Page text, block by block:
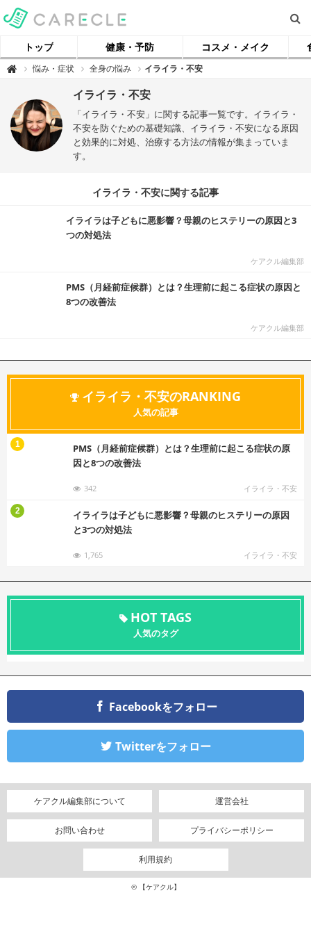
トップ 健康・予防 コスメ・メイク
 【
ル
】
悩み・症状 全身の悩み イライラ・不安
イライラ・不安
「イライラ・不安」に関する記事一覧です。イライラ・
不安を防ぐための基礎知識、イライラ・不安になる原因
と効果的に対処、治療する方法の情報が集まっていま
す。
イライラ・不安に関する記事
イライラは子どもに悪影響？母親のヒステリーの原因と3
つの対処法
ケアクル編集部
PMS（月経前症候群）とは？生理前に起こる症状の原因と
8つの改善法
ケアクル編集部
イライラ・不安のRANKING
人気の記事
PMS（月経前症候群）とは？生理前に起こる症状の原
因と8つの改善法
342 イライラ・不安
1
イライラは子どもに悪影響？母親のヒステリーの原因
と3つの対処法
1,765 イライラ・不安
2
HOT TAGS
人気のタグ
Facebookをフォロー
Twitterをフォロー
ケアクル編集部について 運営会社
お問い合わせ プライバシーポリシー
利用規約
© 【ケアクル】